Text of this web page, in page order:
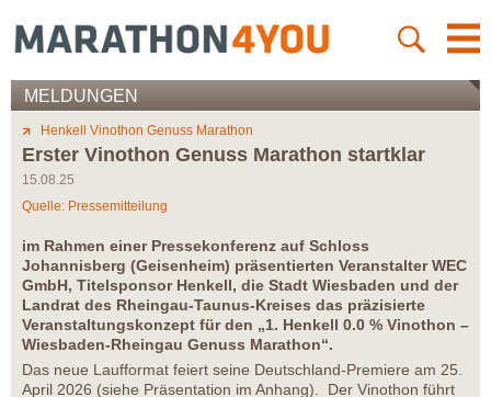
MELDUNGEN
Henkell Vinothon Genuss Marathon
Erster Vinothon Genuss Marathon startklar
15.08.25
Quelle: Pressemitteilung
im Rahmen einer Pressekonferenz auf Schloss
Johannisberg (Geisenheim) präsentierten Veranstalter WEC
GmbH, Titelsponsor Henkell, die Stadt Wiesbaden und der
Landrat des Rheingau-Taunus-Kreises das präzisierte
Veranstaltungskonzept für den „1. Henkell 0.0 % Vinothon –
Wiesbaden-Rheingau Genuss Marathon“.
Das neue Laufformat feiert seine Deutschland-Premiere am 25.
April 2026 (siehe Präsentation im Anhang). Der Vinothon führt